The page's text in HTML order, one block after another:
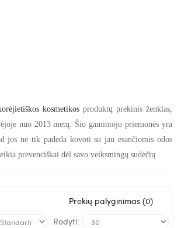
kosmetikos produktų prekinis ženklas,
nuo 2013 metų. Šio gamintojo priemonės yra
jos ne tik padeda kovoti su jau esančiomis odos
prevenciškai dėl savo veiksmingų sudėčių.
Prekių palyginimas (0)
Rodyti: